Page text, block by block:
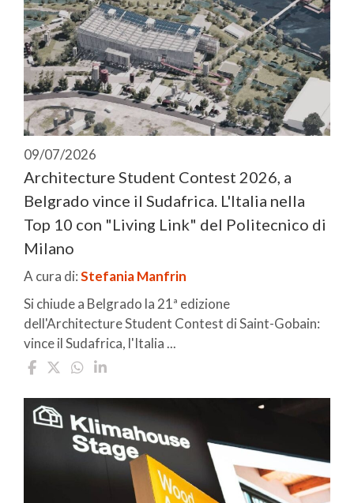
09/07/2026
Architecture Student Contest 2026, a
Belgrado vince il Sudafrica. L'Italia nella
Top 10 con "Living Link" del Politecnico di
Milano
A cura di:Stefania Manfrin
Si chiude a Belgrado la 21ª edizione
dell'Architecture Student Contest di Saint-Gobain:
vince il Sudafrica, l'Italia ...